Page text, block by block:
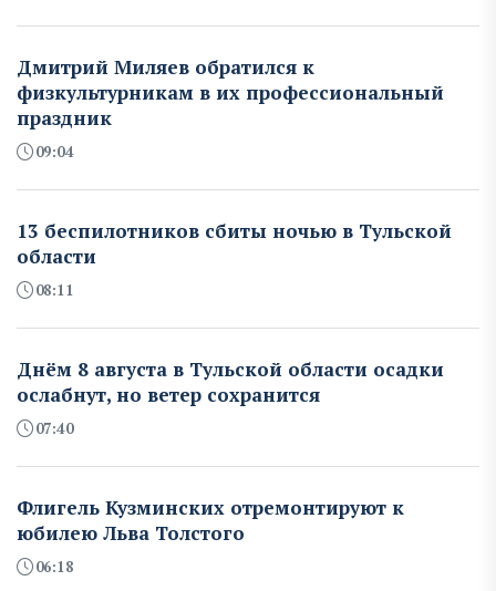
Дмитрий Миляев обратился к
физкультурникам в их профессиональный
праздник
09:04
13 беспилотников сбиты ночью в Тульской
области
08:11
Днём 8 августа в Тульской области осадки
ослабнут, но ветер сохранится
07:40
Флигель Кузминских отремонтируют к
юбилею Льва Толстого
06:18